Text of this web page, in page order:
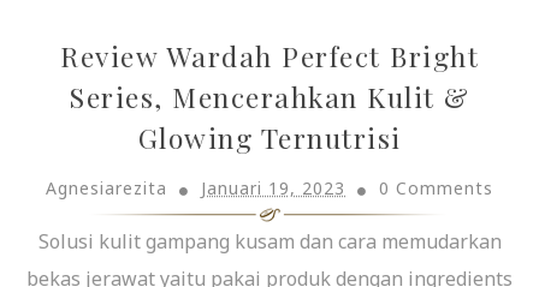
Review Wardah Perfect Bright
Series, Mencerahkan Kulit &
Glowing Ternutrisi
Agnesiarezita Januari 19, 2023 0 Comments
Solusi kulit gampang kusam dan cara memudarkan
bekas jerawat yaitu pakai produk dengan ingredients